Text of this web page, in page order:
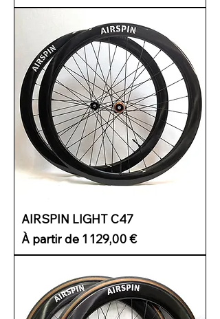
AIRSPIN LIGHT C47
À partir de 1 129,00 €
Prix promotionnel